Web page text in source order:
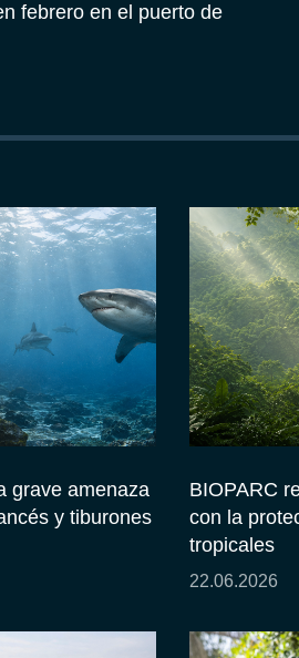
febrero en el puerto de
grave amenaza
y tiburones
BIOPARC
con la
tropicales
22.06.2026